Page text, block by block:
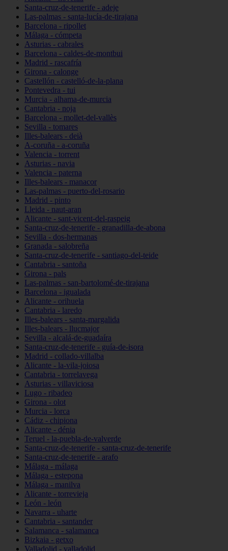
Santa-cruz-de-tenerife - adeje
Las-palmas - santa-lucía-de-tirajana
Barcelona - ripollet
Málaga - cómpeta
Asturias - cabrales
Barcelona - caldes-de-montbui
Madrid - rascafría
Girona - calonge
Castellón - castelló-de-la-plana
Pontevedra - tui
Murcia - alhama-de-murcia
Cantabria - noja
Barcelona - mollet-del-vallès
Sevilla - tomares
Illes-balears - deià
A-coruña - a-coruña
Valencia - torrent
Asturias - navia
Valencia - paterna
Illes-balears - manacor
Las-palmas - puerto-del-rosario
Madrid - pinto
Lleida - naut-aran
Alicante - sant-vicent-del-raspeig
Santa-cruz-de-tenerife - granadilla-de-abona
Sevilla - dos-hermanas
Granada - salobreña
Santa-cruz-de-tenerife - santiago-del-teide
Cantabria - santoña
Girona - pals
Las-palmas - san-bartolomé-de-tirajana
Barcelona - igualada
Alicante - orihuela
Cantabria - laredo
Illes-balears - santa-margalida
Illes-balears - llucmajor
Sevilla - alcalá-de-guadaíra
Santa-cruz-de-tenerife - guía-de-isora
Madrid - collado-villalba
Alicante - la-vila-joiosa
Cantabria - torrelavega
Asturias - villaviciosa
Lugo - ribadeo
Girona - olot
Murcia - lorca
Cádiz - chipiona
Alicante - dénia
Teruel - la-puebla-de-valverde
Santa-cruz-de-tenerife - santa-cruz-de-tenerife
Santa-cruz-de-tenerife - arafo
Málaga - málaga
Málaga - estepona
Málaga - manilva
Alicante - torrevieja
León - león
Navarra - uharte
Cantabria - santander
Salamanca - salamanca
Bizkaia - getxo
Valladolid - valladolid